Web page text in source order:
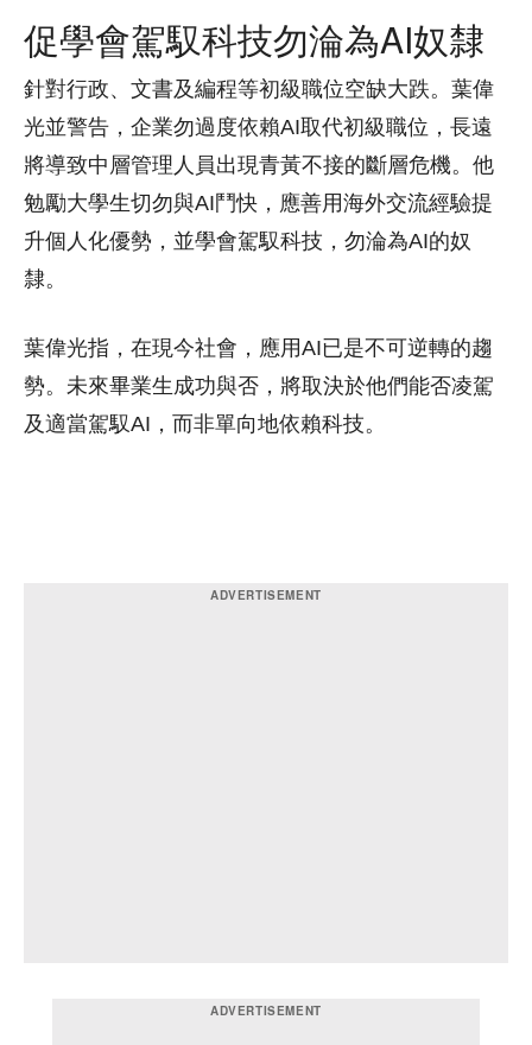
促學會駕馭科技勿淪為AI奴隸
針對行政、文書及編程等初級職位空缺大跌。葉偉
光並警告，企業勿過度依賴AI取代初級職位，長遠
將導致中層管理人員出現青黃不接的斷層危機。他
勉勵大學生切勿與AI鬥快，應善用海外交流經驗提
升個人化優勢，並學會駕馭科技，勿淪為AI的奴
隸。
葉偉光指，在現今社會，應用AI已是不可逆轉的趨
勢。未來畢業生成功與否，將取決於他們能否凌駕
及適當駕馭AI，而非單向地依賴科技。